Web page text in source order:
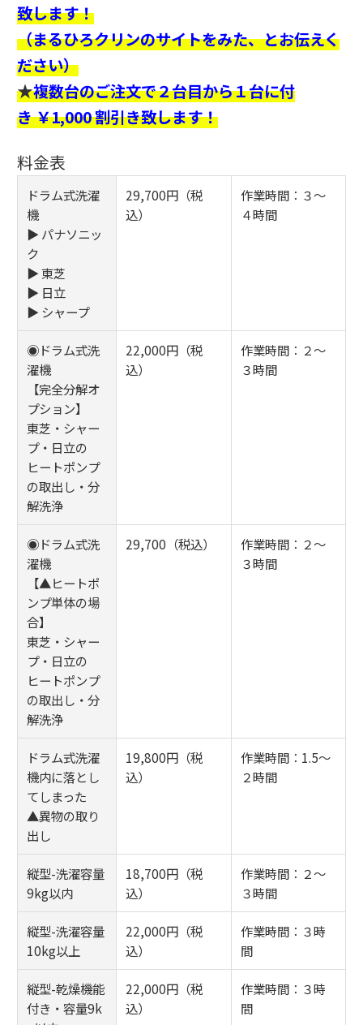
致します！
（まるひろクリンのサイトをみた、とお伝えく
ださい）
★複数台のご注文で２台目から１台に付
き ￥1,000 割引き致します！
料金表
ドラム式洗濯
機
▶ パナソニッ
ク
▶ 東芝
▶ 日立
▶ シャープ
29,700円（税
込）
作業時間：３～
４時間
◉ドラム式洗
濯機
【完全分解オ
プション】
東芝・シャー
プ・日立の
ヒートポンプ
の取出し・分
解洗浄
22,000円（税
込）
作業時間：２～
３時間
◉ドラム式洗
濯機
【▲ヒートポ
ンプ単体の場
合】
東芝・シャー
プ・日立の
ヒートポンプ
の取出し・分
解洗浄
29,700（税込）
作業時間：２～
３時間
ドラム式洗濯
機内に落とし
てしまった
▲異物の取り
出し
19,800円（税
込）
作業時間：1.5～
２時間
縦型-洗濯容量
9kg以内
18,700円（税
込）
作業時間：２～
３時間
縦型-洗濯容量
10kg以上
22,000円（税
込）
作業時間：３時
間
縦型-乾燥機能
付き・容量9k
22,000円（税
込）
作業時間：３時
間